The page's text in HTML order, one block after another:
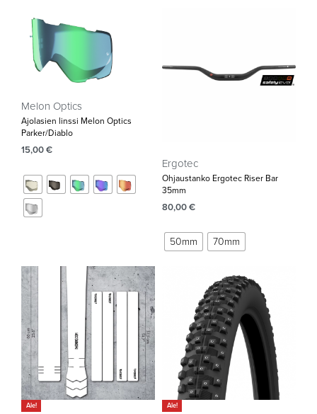
Melon Optics
Ajolasien linssi Melon Optics
Parker/Diablo
15,00€
Ergotec
Ohjaustanko Ergotec Riser Bar
35mm‌
80,00€
50mm 70mm
Ale! Ale!